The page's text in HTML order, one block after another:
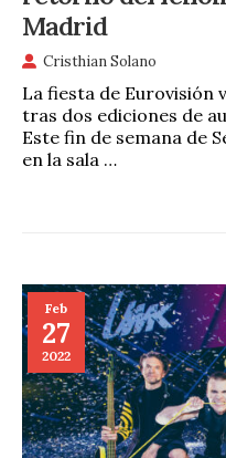
Madrid
Cristhian Solano
La fiesta de Eurovisión
tras dos ediciones de
Este fin de semana de
en la sala …
Feb
27
2022